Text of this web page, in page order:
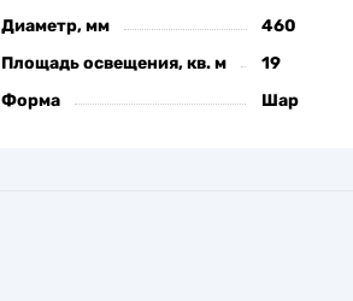
Диаметр, мм
460
Площадь освещения, кв. м
19
Форма
Шар